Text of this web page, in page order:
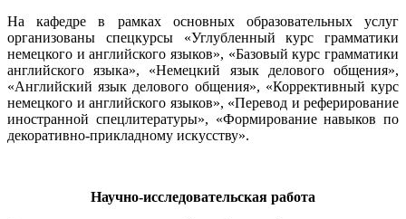
На кафедре в рамках основных образовательных услуг
организованы спецкурсы «Углубленный курс грамматики
немецкого и английского языков», «Базовый курс грамматики
английского языка», «Немецкий язык делового общения»,
«Английский язык делового общения», «Коррективный курс
немецкого и английского языков», «Перевод и реферирование
иностранной спецлитературы», «Формирование навыков по
декоративно-прикладному искусству».
Научно-исследовательская работа